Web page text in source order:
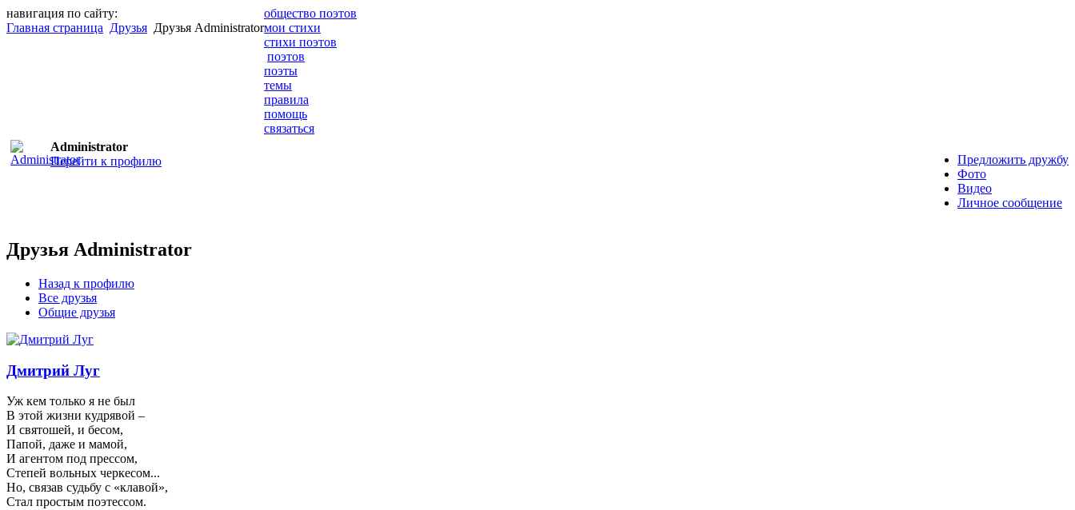
навигация по сайту:
Главная страница Друзья Друзья Administrator
общество поэтов
мои стихи
стихи поэтов
поэтов
поэты
темы
правила
помощь
связаться
Administrator
Перейти к профилю
Предложить дружбу
Фото
Видео
Личное сообщение
Друзья Administrator
Назад к профилю
Все друзья
Общие друзья
Дмитрий Луг
Уж кем только я не был
В этой жизни кудрявой –
И святошей, и бесом,
Папой, даже и мамой,
И агентом под прессом,
Степей вольных черкесом...
Но, связав судьбу с «клавой»,
Стал простым поэтессом.